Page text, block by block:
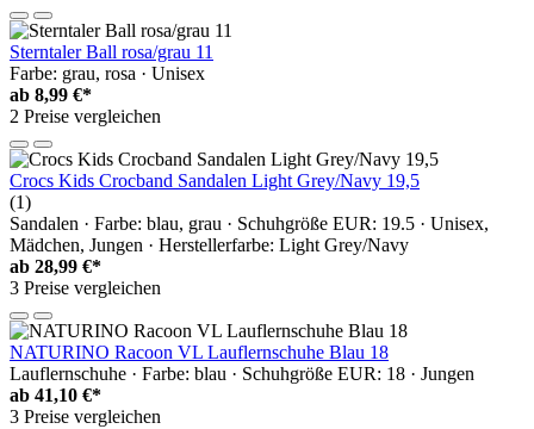
Sterntaler Ball rosa/grau 11
Farbe: grau, rosa · Unisex
ab 8,99 €*
2 Preise vergleichen
Crocs Kids Crocband Sandalen Light Grey/Navy 19,5
(1)
Sandalen · Farbe: blau, grau · Schuhgröße EUR: 19.5 · Unisex,
Mädchen, Jungen · Herstellerfarbe: Light Grey/Navy
ab 28,99 €*
3 Preise vergleichen
NATURINO Racoon VL Lauflernschuhe Blau 18
Lauflernschuhe · Farbe: blau · Schuhgröße EUR: 18 · Jungen
ab 41,10 €*
3 Preise vergleichen